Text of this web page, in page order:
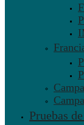
Pruebas